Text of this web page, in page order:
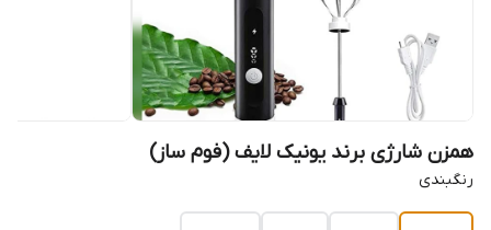
همزن شارژی برند یونیک لایف (فوم ساز)
رنگبندی